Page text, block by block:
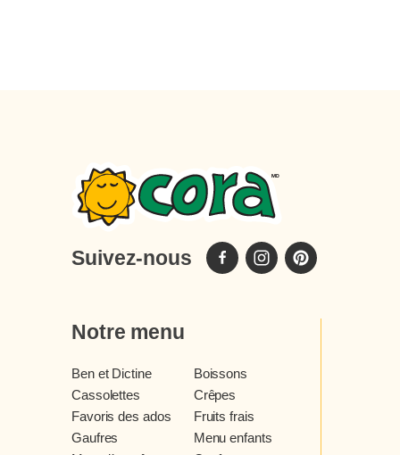
Suivez-nous
Notre menu
Ben et Dictine
Boissons
Cassolettes
Crêpes
Favoris des ados
Fruits frais
Gaufres
Menu enfants